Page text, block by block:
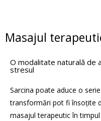
Masajul
O modalitate naturală de
stresul
Sarcina poate aduce o
transformări pot fi însoțite
masajul terapeutic în